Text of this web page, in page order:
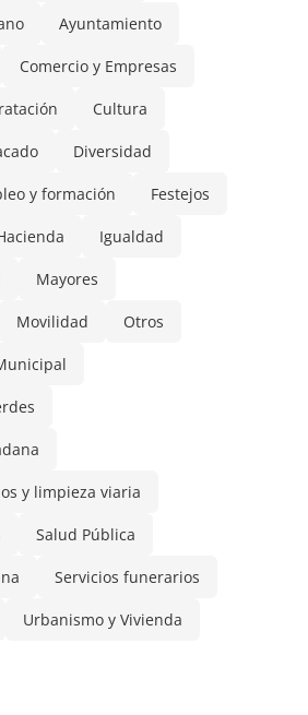
Ayuntamiento
Comercio y Empresas
Cultura
Diversidad
y formación Festejos
Igualdad
Mayores
Movilidad Otros
y limpieza viaria
Salud Pública
Servicios funerarios
Urbanismo y Vivienda